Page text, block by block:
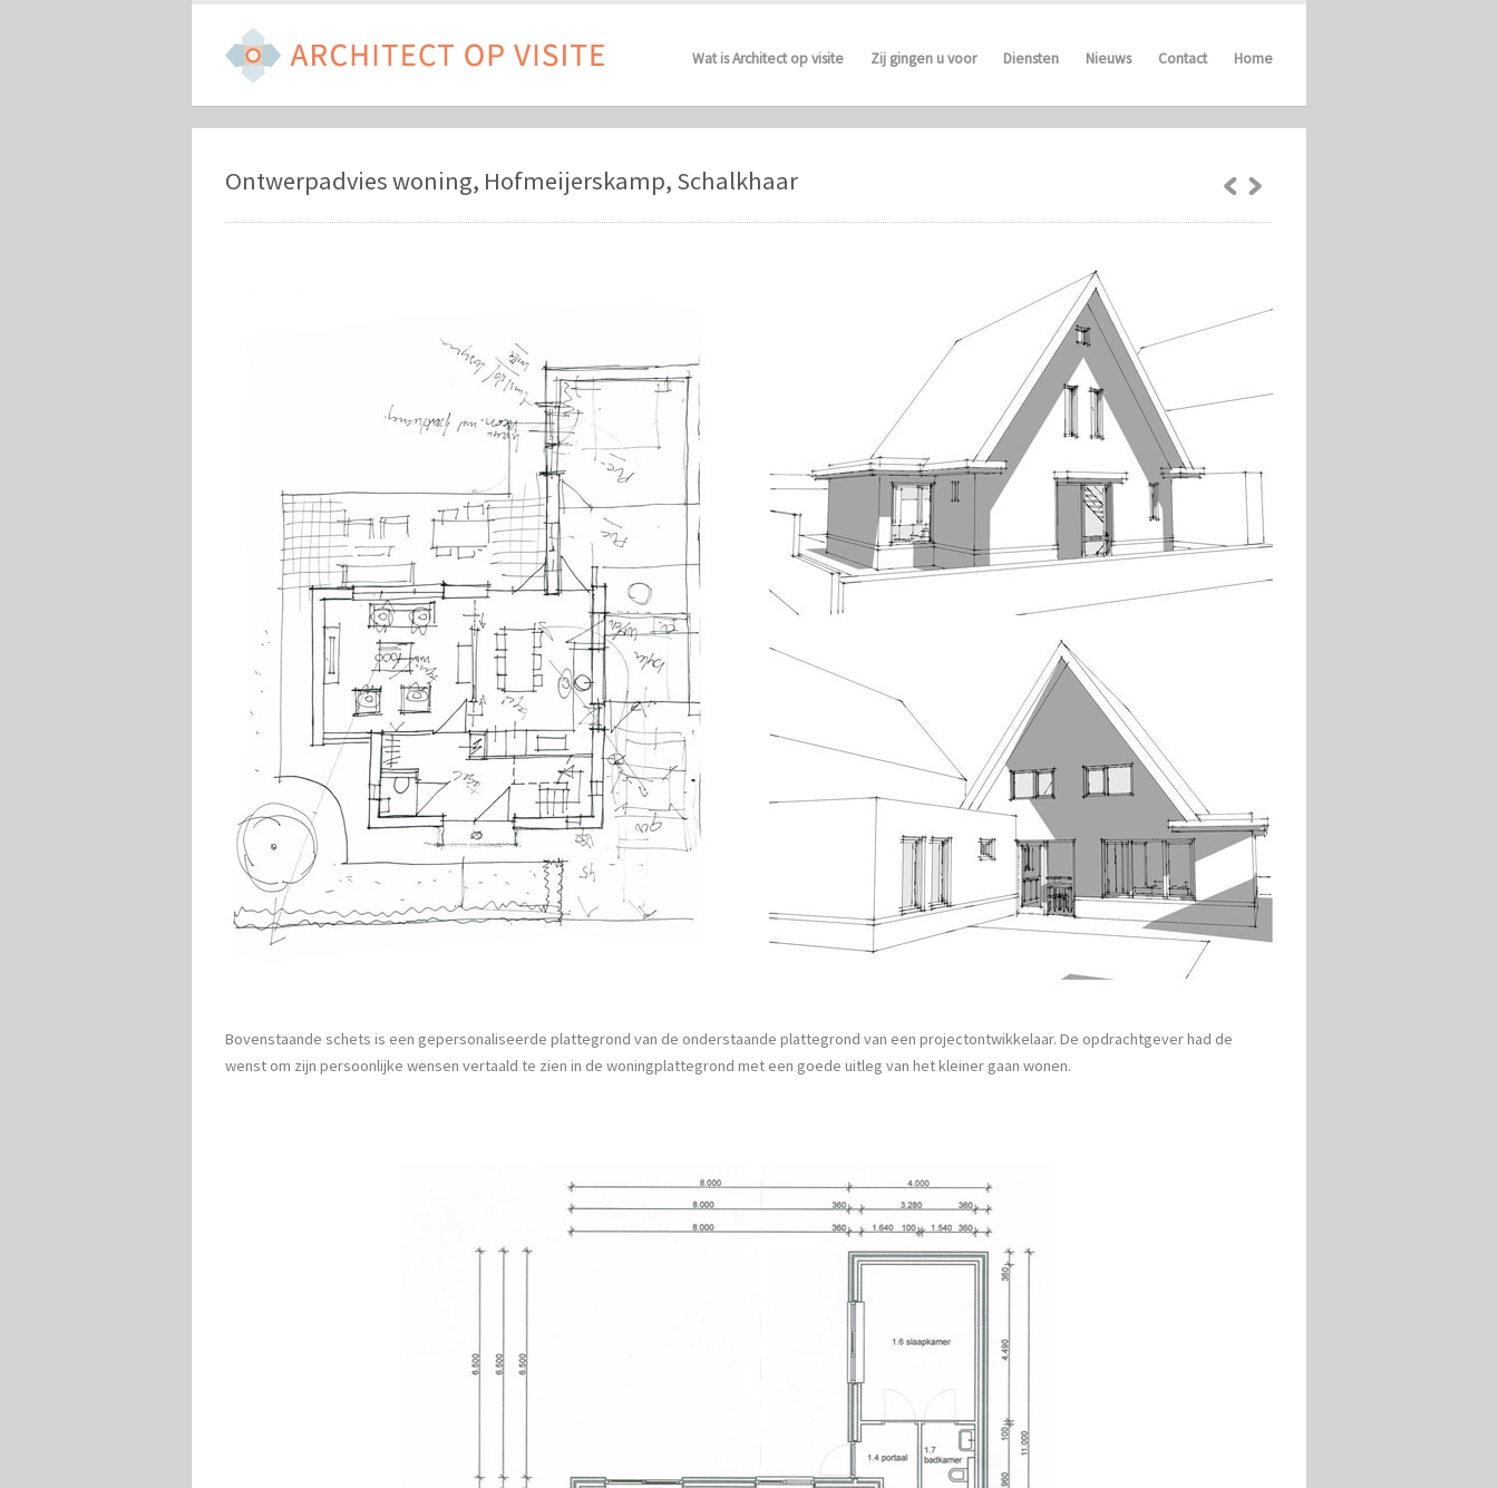
Wat is Architect op visite Zij gingen u voor Diensten Nieuws Contact Home
Ontwerpadvies woning, Hofmeijerskamp, Schalkhaar
Bovenstaande schets is een gepersonaliseerde plattegrond van de onderstaande plattegrond van een projectontwikkelaar. De opdrachtgever had de
wenst om zijn persoonlijke wensen vertaald te zien in de woningplattegrond met een goede uitleg van het kleiner gaan wonen.